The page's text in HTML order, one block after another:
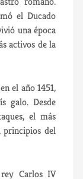
el Ducado
una época
activos de la
el año 1451,
galo. Desde
el más
del
Carlos IV